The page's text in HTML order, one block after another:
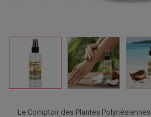
Le Comptoir des Plantes Polynésiennes